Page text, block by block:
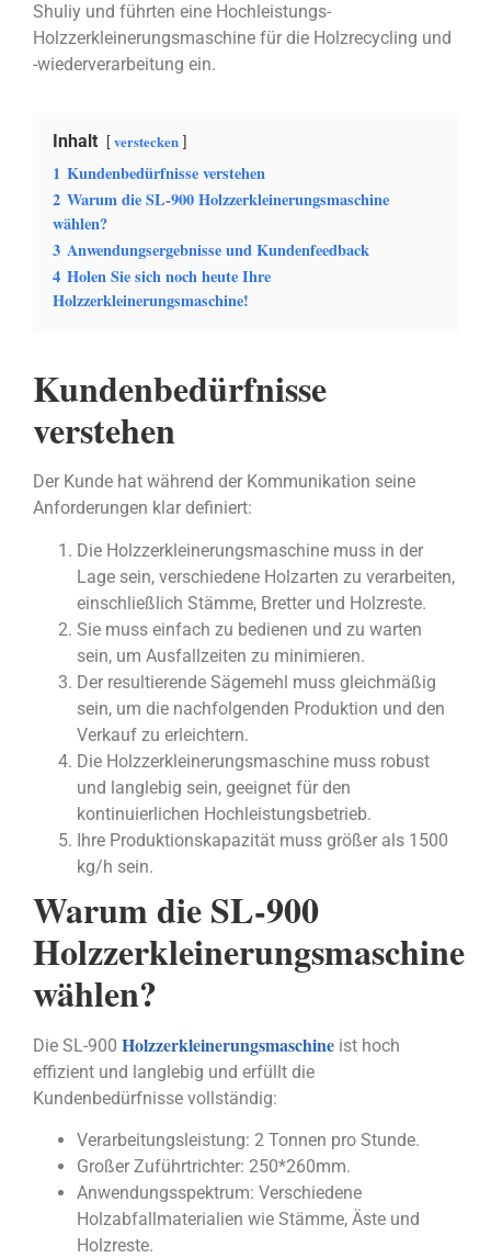
Shuliy und führten eine Hochleistungs-
Holzzerkleinerungsmaschine für die Holzrecycling und
-wiederverarbeitung ein.
Inhalt verstecken
1 Kundenbedürfnisse verstehen
2 Warum die SL-900 Holzzerkleinerungsmaschine
wählen?
3 Anwendungsergebnisse und Kundenfeedback
4 Holen Sie sich noch heute Ihre
Holzzerkleinerungsmaschine!
Kundenbedürfnisse
verstehen
Der Kunde hat während der Kommunikation seine
Anforderungen klar definiert:
Die Holzzerkleinerungsmaschine muss in der
Lage sein, verschiedene Holzarten zu verarbeiten,
einschließlich Stämme, Bretter und Holzreste.
Sie muss einfach zu bedienen und zu warten
sein, um Ausfallzeiten zu minimieren.
Der resultierende Sägemehl muss gleichmäßig
sein, um die nachfolgenden Produktion und den
Verkauf zu erleichtern.
Die Holzzerkleinerungsmaschine muss robust
und langlebig sein, geeignet für den
kontinuierlichen Hochleistungsbetrieb.
Ihre Produktionskapazität muss größer als 1500
kg/h sein.
Warum die SL-900
Holzzerkleinerungsmaschine
wählen?
Die SL-900 Holzzerkleinerungsmaschine ist hoch
effizient und langlebig und erfüllt die
Kundenbedürfnisse vollständig:
Verarbeitungsleistung: 2 Tonnen pro Stunde.
Großer Zuführtrichter: 250*260mm.
Anwendungsspektrum: Verschiedene
Holzabfallmaterialien wie Stämme, Äste und
Holzreste.